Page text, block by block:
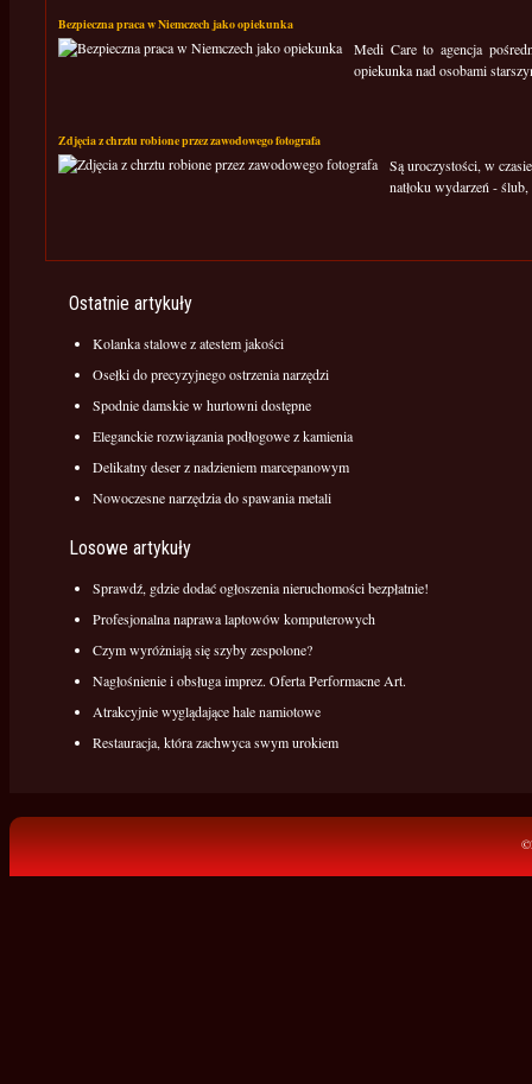
Bezpieczna praca w Niemczech jako opiekunka
Medi Care to agencja
opiekunka nad osobami
Zdjęcia z chrztu robione przez zawodowego fotografa
Są uroczystości, w
natłoku wydarzeń -
Ostatnie artykuły
Kolanka stalowe z atestem jakości
Osełki do precyzyjnego ostrzenia narzędzi
Spodnie damskie w hurtowni dostępne
Eleganckie rozwiązania podłogowe z kamienia
Delikatny deser z nadzieniem marcepanowym
Nowoczesne narzędzia do spawania metali
Losowe artykuły
Sprawdź, gdzie dodać ogłoszenia nieruchomości bezpłatnie!
Profesjonalna naprawa laptowów komputerowych
Czym wyróżniają się szyby zespolone?
Nagłośnienie i obsługa imprez. Oferta Performacne Art.
Atrakcyjnie wyglądające hale namiotowe
Restauracja, która zachwyca swym urokiem